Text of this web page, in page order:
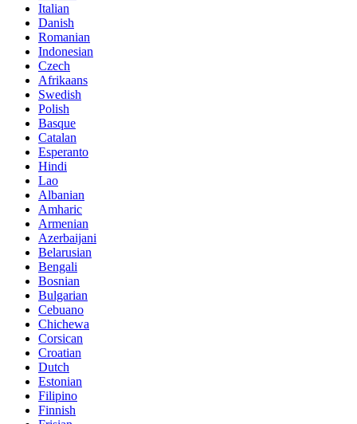
Italian
Danish
Romanian
Indonesian
Czech
Afrikaans
Swedish
Polish
Basque
Catalan
Esperanto
Hindi
Lao
Albanian
Amharic
Armenian
Azerbaijani
Belarusian
Bengali
Bosnian
Bulgarian
Cebuano
Chichewa
Corsican
Croatian
Dutch
Estonian
Filipino
Finnish